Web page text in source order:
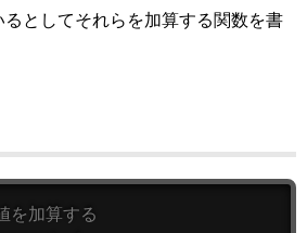
としてそれらを加算する関数を書
加算する